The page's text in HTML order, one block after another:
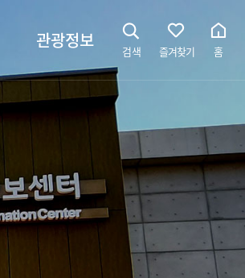
장항습지
누리길
벚꽃명소
관광정보
문화관광해설사 예약하기
해설사 공간
검색 즐겨찾기 홈